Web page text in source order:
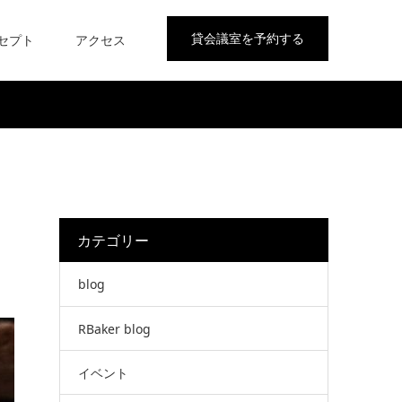
貸会議室を予約する
プト アクセス
カテゴリー
blog
RBaker blog
イベント